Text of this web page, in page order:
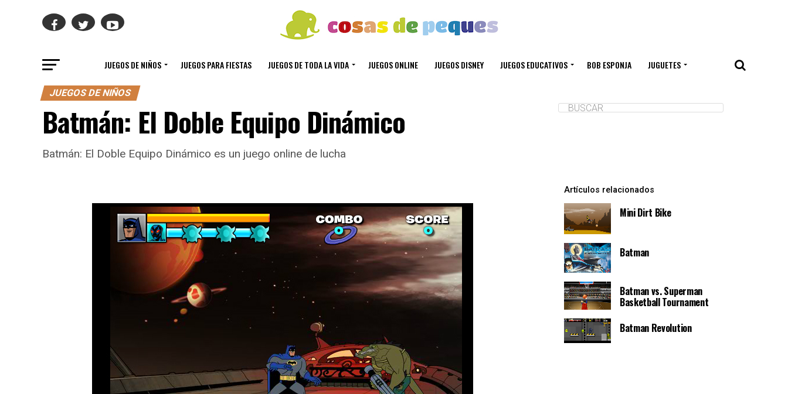
JUEGOS DE NIÑOS JUEGOS PARA FIESTAS JUEGOS DE TODA LA VIDA JUEGOS ONLINE JUEGOS DISNEY JUEGOS EDUCATIVOS BOB ESPONJA JUGUETES
JUEGOS DE NIÑOS
Batmán: El Doble Equipo Dinámico
Batmán: El Doble Equipo Dinámico es un juego online de lucha
Artículos relacionados
Mini Dirt Bike
Batman
Batman vs. Superman
Basketball Tournament
Batman Revolution